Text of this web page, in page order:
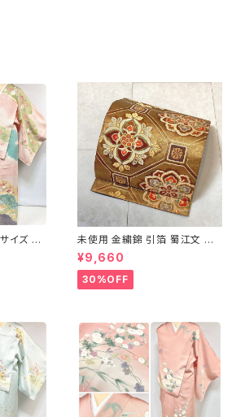
イズ 染
正絹 ピ
未使用 金繍錦 引箔 蜀江文 唐
織 華紋 袋帯 正絹 金糸 ゴール
ド 赤 紫 710
¥9,660
30%OFF